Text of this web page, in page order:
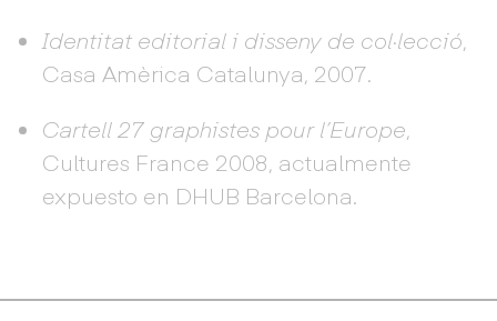
Identitat editorial i disseny de col·lecció,
Casa Amèrica Catalunya, 2007.
Cartell 27 graphistes pour l’Europe,
Cultures France 2008, actualmente
expuesto en DHUB Barcelona.